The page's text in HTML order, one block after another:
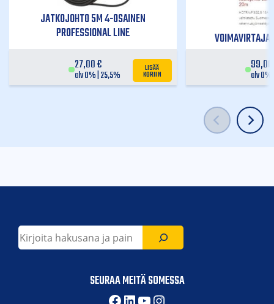
JATKOJOHTO 5M 4-OSAINEN
PROFESSIONAL LINE
27,00€
alv 0% | 25,5%
LISÄÄ
KORIIN alv
Etsi
SEURAA MEITÄ SOMESSA
Facebook
LinkedIn
YouTube
Instagram